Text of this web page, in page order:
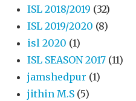
ISL 2018/2019 (32)
ISL 2019/2020 (8)
isl 2020 (1)
ISL SEASON 2017 (11)
jamshedpur (1)
jithin M.S (5)